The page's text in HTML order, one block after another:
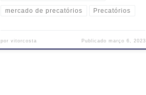
mercado de precatórios Precatórios
porvitorcosta Publicado março 6, 2023